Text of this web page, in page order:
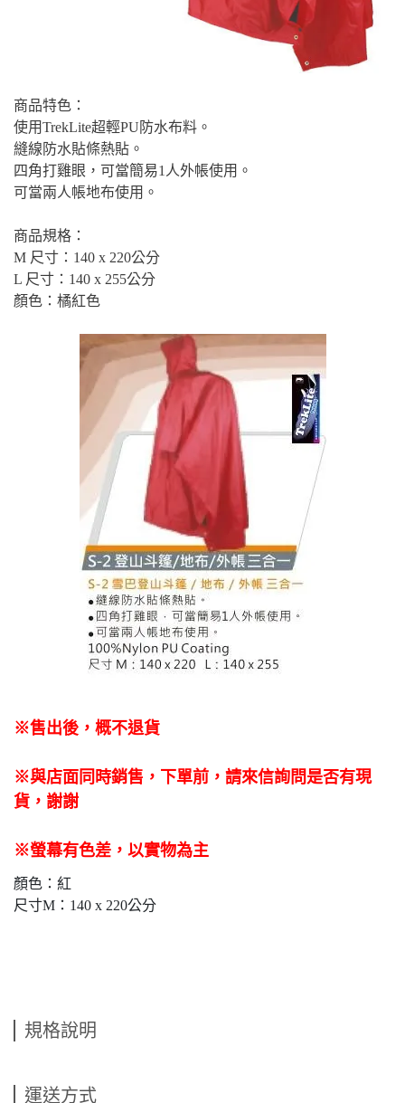
商品特色：
使用TrekLite超輕PU防水布料。
縫線防水貼條熱貼。
四角打雞眼，可當簡易1人外帳使用。
可當兩人帳地布使用。
商品規格：
M 尺寸：140 x 220公分
L 尺寸：140 x 255公分
顏色：橘紅色
※售出後，概不退貨
※與店面同時銷售 ， 下單前 ， 請來信詢問是否有現
貨，謝謝
※螢幕有色差，以實物為主
顏色：紅
尺寸M：140 x 220公分
規格說明
運送方式